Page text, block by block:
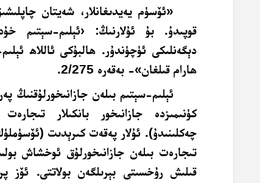
«ئۆسۈم يەيدىغانلار، شەيتان
قوپىدۇ. بۇ ئۇلارنىڭ: ‹ئېلىم-سېتىم
دېگەنلىكى ئۈچۈندۇر. ھالبۇكى ئاللاھ
ھارام قىلغان»- بەقەرە 2/275.
ئېلىم-سېتىم بىلەن جازانىخورلۇقنىڭ
كۈنىمىزدە جازانىخور بانكىلار
چەكلىنىدۇ). ئۇلار پەقەتكىرېدىت
تىجارەت بىلەن جازانىخورلۇق ئوخشاش
قىلىش رۇخسىتى بېرىلگەن بولاتتى. ئۆز